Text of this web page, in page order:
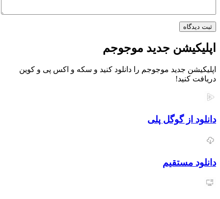
جدید موجوجم
جدید موجوجم را دانلود کنید و سکه و اکس پی و کوین
گوگل پلی